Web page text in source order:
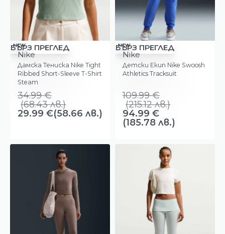
-14%
NEW
БЪРЗ ПРЕГЛЕД
Nike
Дамска Тениска Nike Tight
Ribbed Short-Sleeve T-Shirt
Steam
34.99€
(68.43лв.)
29.99 €(58.66 лв.)
-14%
NEW
БЪРЗ ПРЕГЛЕД
Nike
Детски Екип Nike Swoosh
Athletics Tracksuit
109.99€
(215.12лв.)
94.99 €
(185.78 лв.)